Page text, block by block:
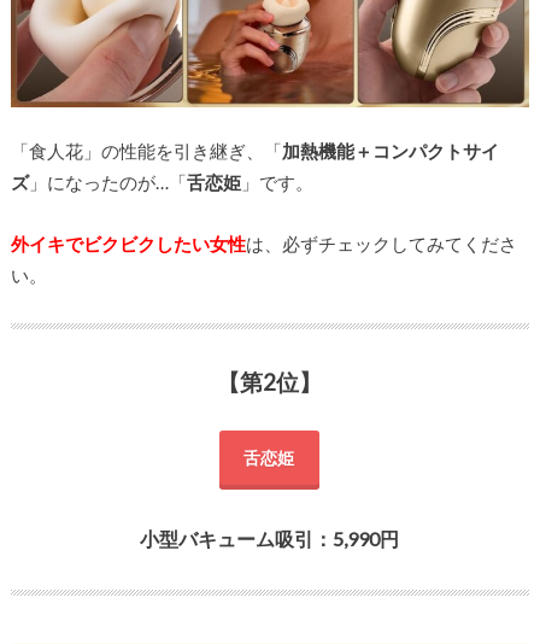
「食人花」の性能を引き継ぎ、「加熱機能＋コンパクトサイ
ズ」になったのが…「舌恋姫」です。
外イキでビクビクしたい女性は、必ずチェックしてみてくださ
い。
【第2位】
舌恋姫
小型バキューム吸引：5,990円